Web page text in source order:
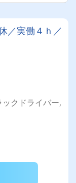
／実働４ｈ／
クドライバー,